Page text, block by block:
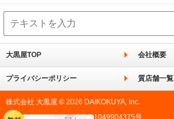
大黒屋TOP 会社概要
プライバシーポリシー 質店舗一覧
株式会社 大黒屋 © 2026 DAIKOKUYA, Inc.
東京都公安委員会許可 第301049904375号